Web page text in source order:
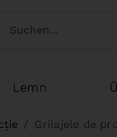
customertype
Lemn
Grilajele de